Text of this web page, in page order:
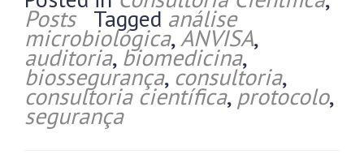
Posts Tagged análise
microbiológica,ANVISA,
auditoria,biomedicina,
biossegurança, consultoria,
consultoria científica,protocolo,
segurança